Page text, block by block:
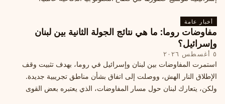
أخبار عامة
مفاوضات روما: ما هي نتائج الجولة الثانية بين لبنان
وإسرائيل؟
٥ أغسطس ٢٠٢٦
استمرت المفاوضات بين لبنان وإسرائيل في روما، بهدف تثبيت وقف
الإطلاق النار الهش، ووصلت إلى اتفاق بشأن مناطق تجريبية جديدة.
ولكن، يتعارك لبنان حول مسار المفاوضات، الذي يعتبره بعض القوى